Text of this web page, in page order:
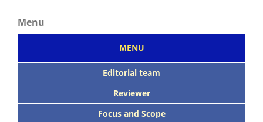
Menu
MENU
Editorial team
Reviewer
Focus and Scope